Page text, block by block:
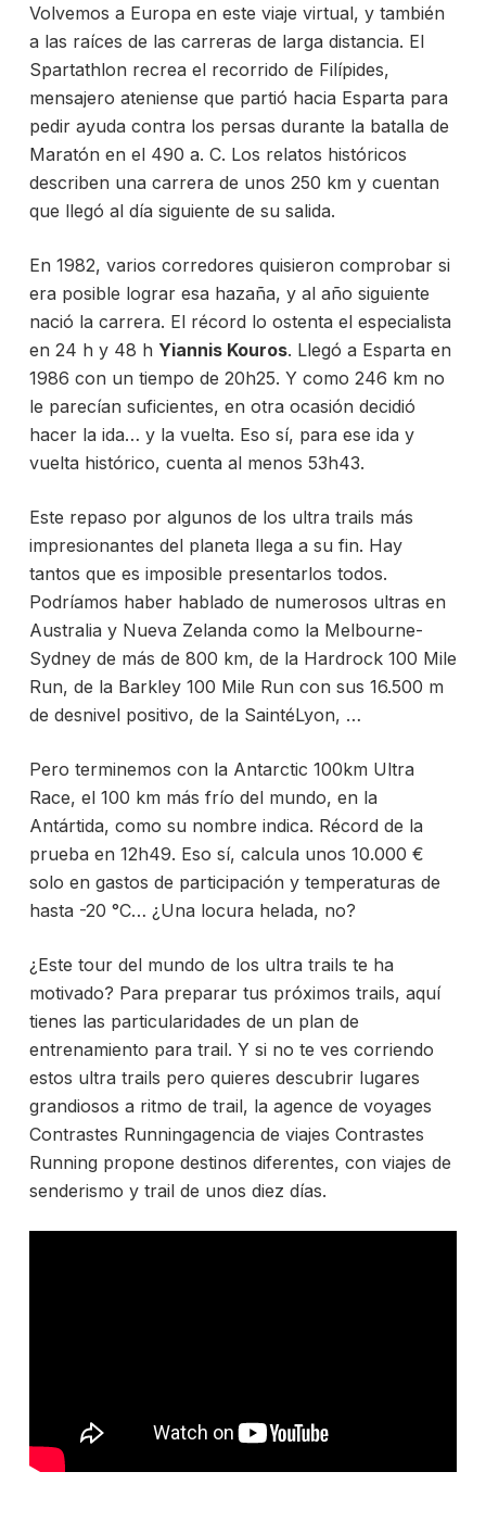
Volvemos a Europa en este viaje virtual, y también
a las raíces de las carreras de larga distancia. El
Spartathlon recrea el recorrido de Filípides,
mensajero ateniense que partió hacia Esparta para
pedir ayuda contra los persas durante la batalla de
Maratón en el 490 a. C. Los relatos históricos
describen una carrera de unos 250 km y cuentan
que llegó al día siguiente de su salida.
En 1982, varios corredores quisieron comprobar si
era posible lograr esa hazaña, y al año siguiente
nació la carrera. El récord lo ostenta el especialista
en 24 h y 48 h Yiannis Kouros. Llegó a Esparta en
1986 con un tiempo de 20h25. Y como 246 km no
le parecían suficientes, en otra ocasión decidió
hacer la ida… y la vuelta. Eso sí, para ese ida y
vuelta histórico, cuenta al menos 53h43.
Este repaso por algunos de los ultra trails más
impresionantes del planeta llega a su fin. Hay
tantos que es imposible presentarlos todos.
Podríamos haber hablado de numerosos ultras en
Australia y Nueva Zelanda como la Melbourne-
Sydney de más de 800 km, de la Hardrock 100 Mile
Run, de la Barkley 100 Mile Run con sus 16.500 m
de desnivel positivo, de la SaintéLyon, …
Pero terminemos con la Antarctic 100km Ultra
Race, el 100 km más frío del mundo, en la
Antártida, como su nombre indica. Récord de la
prueba en 12h49. Eso sí, calcula unos 10.000 €
solo en gastos de participación y temperaturas de
hasta -20 °C… ¿Una locura helada, no?
¿Este tour del mundo de los ultra trails te ha
motivado? Para preparar tus próximos trails, aquí
tienes las particularidades de un plan de
entrenamiento para trail. Y si no te ves corriendo
estos ultra trails pero quieres descubrir lugares
grandiosos a ritmo de trail, la agence de voyages
Contrastes Runningagencia de viajes Contrastes
Running propone destinos diferentes, con viajes de
senderismo y trail de unos diez días.